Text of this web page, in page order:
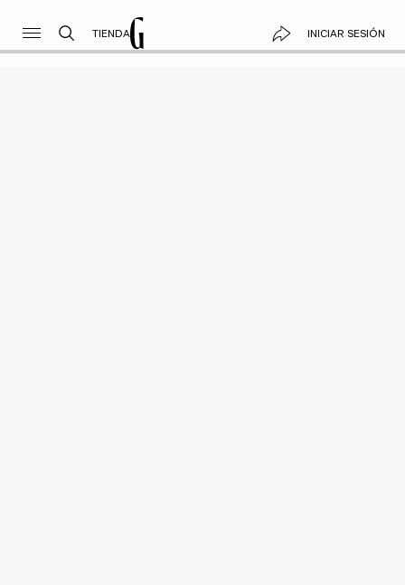
TIENDA INICIAR SESIÓN